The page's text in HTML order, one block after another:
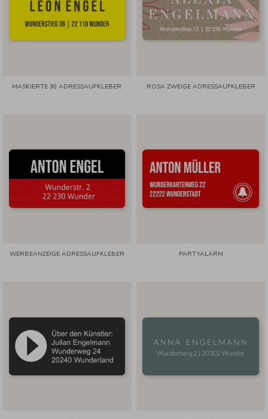
MASKIERTE 30 ADRESSAUFKLEBER ROSA ZWEIGE ADRESSAUFKLEBER
WERBEANZEIGE ADRESSAUFKLEBER PARTYALARM